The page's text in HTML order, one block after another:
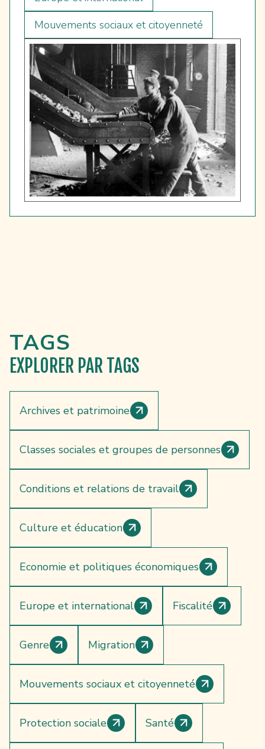
Mouvements sociaux et citoyenneté
TAGS
EXPLORER PAR TAGS
Archives et patrimoine
Classes sociales et groupes de personnes
Conditions et relations de travail
Culture et éducation
Economie et politiques économiques
Europe et international Fiscalité
Genre Migration
Mouvements sociaux et citoyenneté
Protection sociale Santé